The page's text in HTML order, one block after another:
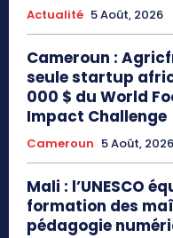
Actualité 5 Août, 2026
Cameroun :
seule startup
000 $ du World
Impact Challenge
Cameroun 5 Août, 2026
Mali : l’UNESCO
formation des
pédagogie